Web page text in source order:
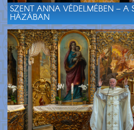
SZENT ANNA VÉDELMÉBEN – A
HÁZÁBAN